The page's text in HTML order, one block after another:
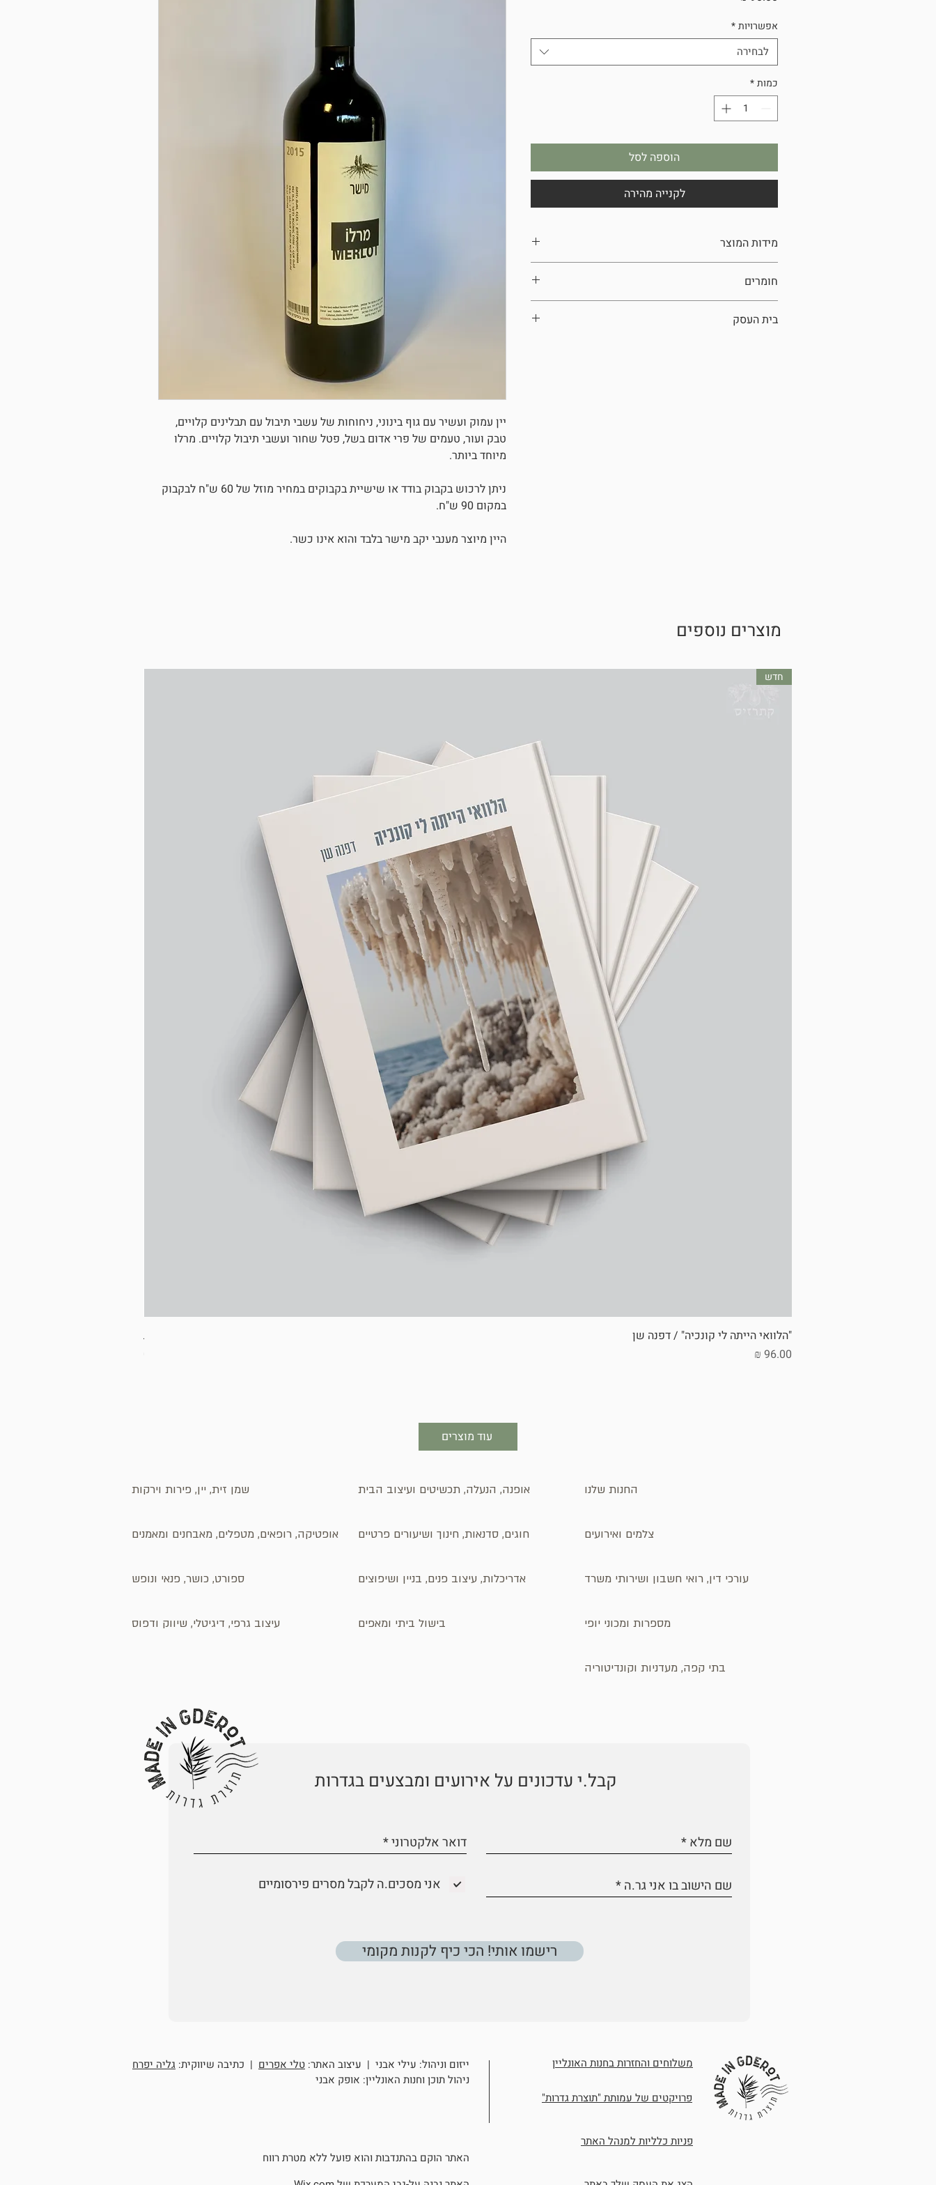
יין עמוק ועשיר עם גוף בינוני, ניחוחות של עשבי תיבול עם תבלינים קלויים,
טבק ועור, טעמים של פרי אדום בשל, פטל שחור ועשבי תיבול קלויים. מרלו
מיוחד ביותר.
ניתן לרכוש בקבוק בודד או שישיית בקבוקים במחיר מוזל של 60 ש"ח לבקבוק
במקום 90 ש"ח.
היין מיוצר מענבי יקב מישר בלבד והוא אינו כשר.
אפשרויות*
לבחירה
כמות*
הוספה לסל
לקנייה מהירה
מידות המוצר
חומרים
בית העסק
מוצרים נוספים
חדש
"הלוואי הייתה לי קונכיה" / דפנה שן
מחיר
בובת לאמה
עוד מוצרים
החנות שלנו
צלמים ואירועים
עורכי דין, רואי חשבון ושירותי משרד
מספרות ומכוני יופי
בתי קפה, מעדניות וקונדיטוריה
אופנה, הנעלה, תכשיטים ועיצוב הבית
חוגים, סדנאות, חינוך ושיעורים פרטיים
אדריכלות, עיצוב פנים, בניין ושיפוצים
בישול ביתי ומאפים
שמן זית, יין, פירות וירקות
אופטיקה, רופאים, מטפלים, מאבחנים ומאמנים
ספורט, כושר, פנאי ונופש
עיצוב גרפי, דיגיטלי, שיווק ודפוס
קבל.י עדכונים על אירועים ומבצעים בגדרות
אני מסכים.ה לקבל מסרים פירסומיים
רישמו אותי! הכי כיף לקנות מקומי
ייזום וניהול: עילי אבני | עיצוב האתר: טלי אפרים | כתיבה שיווקית: גליה יפרח
ניהול תוכן וחנות האונליין: אופק אבני
משלוחים והחזרות בחנות האונליין
פניות כלליות למנהל האתר
האתר הוקם בהתנדבות והוא פועל ללא מטרת רווח
פרויקטים של עמותת "תוצרת גדרות"